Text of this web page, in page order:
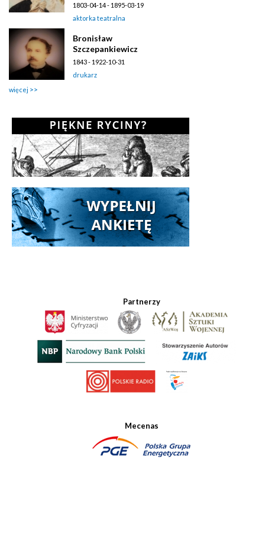
1803-04-14 - 1895-03-19
aktorka teatralna
Bronisław
Szczepankiewicz
1843 - 1922-10-31
drukarz
więcej
Partnerzy
Mecenas